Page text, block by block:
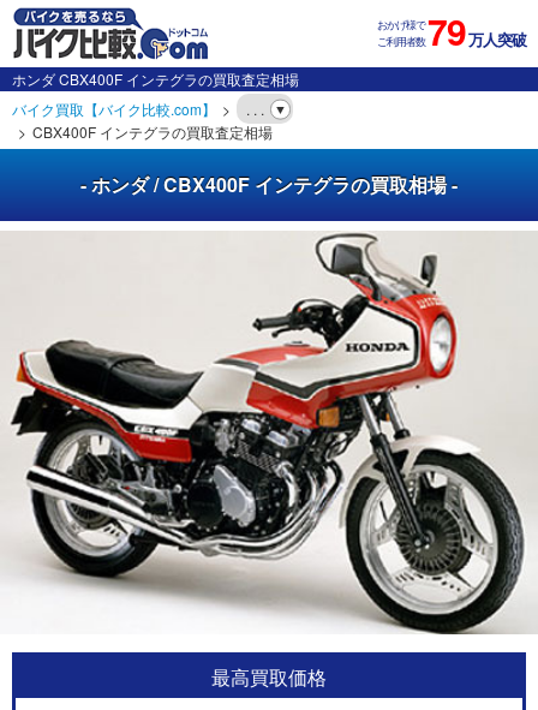
おかげ様で
ご利用者数79万人突破
ホンダ CBX400F インテグラの買取査定相場
バイク買取【バイク比較.com】
. . .
CBX400F インテグラの買取査定相場
- ホンダ / CBX400F インテグラの買取相場 -
最高買取価格